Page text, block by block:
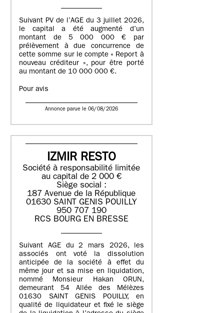
Suivant PV de l’AGE du 3 juillet 2026,
le capital a été augmenté d’un
montant de 5 000 000 € par
prélèvement à due concurrence de
cette somme sur le compte « Report à
nouveau créditeur », pour être porté
au montant de 10 000 000 €.
Pour avis
Annonce parue le 06/08/2026
IZMIR RESTO
Société à responsabilité limitée
au capital de 2 000 €
Siège social :
187 Avenue de la République
01630 SAINT GENIS POUILLY
950 707 190
RCS BOURG EN BRESSE
Suivant AGE du 2 mars 2026, les
associés ont voté la dissolution
anticipée de la société à effet du
même jour et sa mise en liquidation,
nommé Monsieur Hakan ORUN,
demeurant 54 Allée des Mélèzes
01630 SAINT GENIS POUILLY, en
qualité de liquidateur et fixé le siège